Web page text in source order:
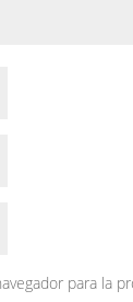
para la